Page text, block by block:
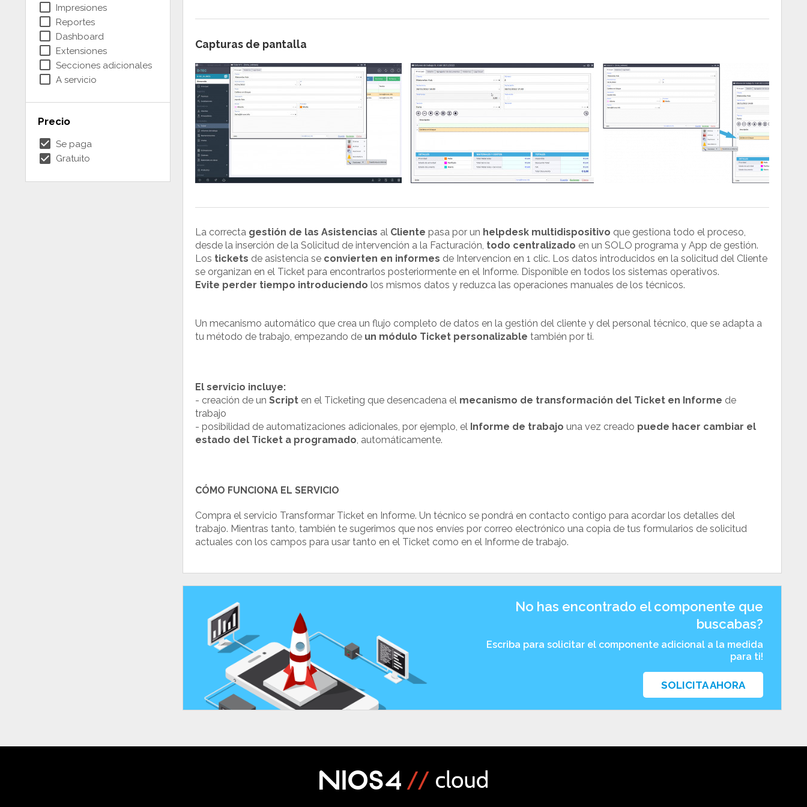
check_box_outline_blank Impresiones
check_box_outline_blank Reportes
check_box_outline_blank Dashboard
check_box_outline_blank Extensiones
check_box_outline_blank Secciones adicionales
check_box_outline_blank A servicio
Precio
check_box Se paga
check_box Gratuito
Capturas de pantalla
La correcta gestión de las Asistencias al Cliente pasa por un helpdesk multidispositivo que gestiona todo el proceso,
desde la inserción de la Solicitud de intervención a la Facturación, todo centralizado en un SOLO programa y App de gestión.
Los tickets de asistencia se convierten en informes de Intervencion en 1 clic. Los datos introducidos en la solicitud del Cliente
se organizan en el Ticket para encontrarlos posteriormente en el Informe. Disponible en todos los sistemas operativos.
Evite perder tiempo introduciendo los mismos datos y reduzca las operaciones manuales de los técnicos.
Un mecanismo automático que crea un flujo completo de datos en la gestión del cliente y del personal técnico, que se adapta a
tu método de trabajo, empezando de un módulo Ticket personalizable también por ti.
El servicio incluye:
- creación de un Script en el Ticketing que desencadena el mecanismo de transformación del Ticket en Informe de
trabajo
- posibilidad de automatizaciones adicionales, por ejemplo, el Informe de trabajo una vez creado puede hacer cambiar el
estado del Ticket a programado , automáticamente.
CÓMO FUNCIONA EL SERVICIO
Compra el servicio Transformar Ticket en Informe. Un técnico se pondrá en contacto contigo para acordar los detalles del
trabajo. Mientras tanto, también te sugerimos que nos envíes por correo electrónico una copia de tus formularios de solicitud
actuales con los campos para usar tanto en el Ticket como en el Informe de trabajo.
No has encontrado el componente que
buscabas?
Escriba para solicitar el componente adicional a la medida
para ti!
SOLICITA AHORA